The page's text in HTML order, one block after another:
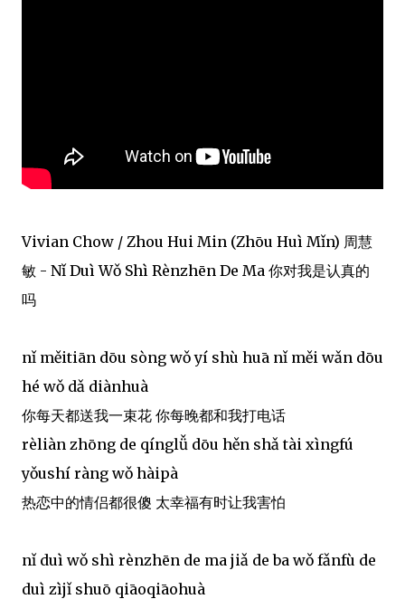
Vivian Chow / Zhou Hui Min (Zhōu Huì Mǐn) 周慧
敏 - Nǐ Duì Wǒ Shì Rènzhēn De Ma 你对我是认真的
吗
nǐ měitiān dōu sòng wǒ yí shù huā nǐ měi wǎn dōu
hé wǒ dǎ diànhuà
你每天都送我一束花 你每晚都和我打电话
rèliàn zhōng de qínglǚ dōu hěn shǎ tài xìngfú
yǒushí ràng wǒ hàipà
热恋中的情侣都很傻 太幸福有时让我害怕
nǐ duì wǒ shì rènzhēn de ma jiǎ de ba wǒ fǎnfù de
duì zìjǐ shuō qiāoqiāohuà